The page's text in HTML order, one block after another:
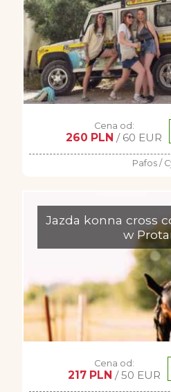
Cena od:
260 PLN / 60 EUR
Pafos /
Jazda konna cross
w
Cena od:
217 PLN / 50 EUR